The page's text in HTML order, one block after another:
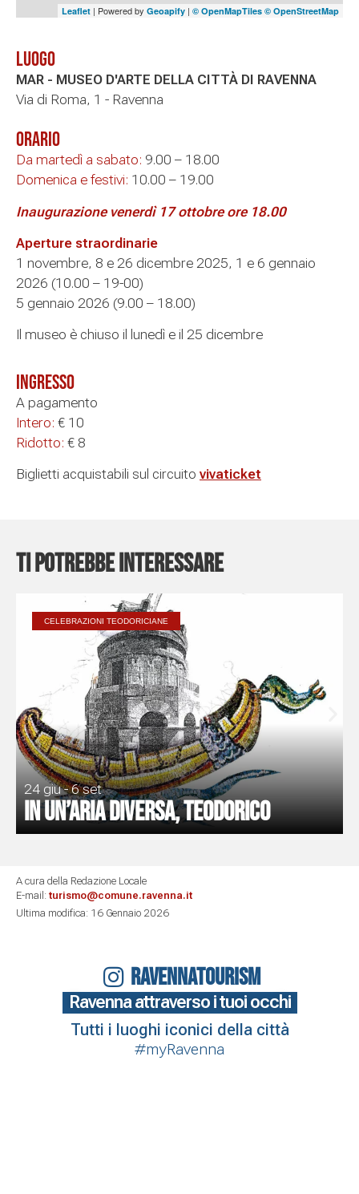
Leaflet | Powered by Geoapify | © OpenMapTiles © OpenStreetMap
Luogo
MAR - MUSEO D'ARTE DELLA CITTÀ DI RAVENNA
Via di Roma, 1 - Ravenna
Orario
Da martedì a sabato: 9.00 – 18.00
Domenica e festivi: 10.00 – 19.00
Inaugurazione venerdì 17 ottobre ore 18.00
Aperture straordinarie
1 novembre, 8 e 26 dicembre 2025, 1 e 6 gennaio
2026 (10.00 – 19-00)
5 gennaio 2026 (9.00 – 18.00)
Il museo è chiuso il lunedì e il 25 dicembre
Ingresso
A pagamento
Intero: € 10
Ridotto: € 8
Biglietti acquistabili sul circuito vivaticket
Ti potrebbe interessare
CELEBRAZIONI TEODORICIANE
24 giu - 6 set
In un’aria diversa, Teodorico
A cura della Redazione Locale
E-mail: turismo@comune.ravenna.it
Ultima modifica: 16 Gennaio 2026
RAVENNATOURISM
Ravenna attraverso i tuoi occhi
Tutti i luoghi iconici della città
#myRavenna